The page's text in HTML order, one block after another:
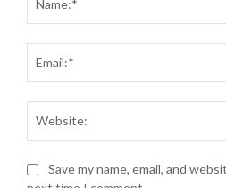
Save my name, email, and